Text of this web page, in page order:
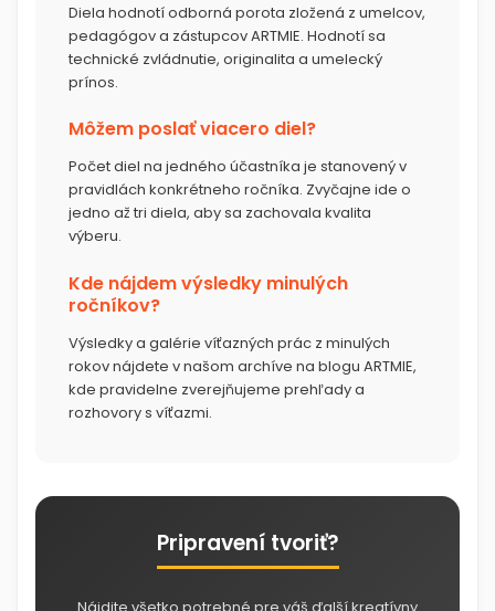
Diela hodnotí odborná porota zložená z umelcov,
pedagógov a zástupcov ARTMIE. Hodnotí sa
technické zvládnutie, originalita a umelecký
prínos.
Môžem poslať viacero diel?
Počet diel na jedného účastníka je stanovený v
pravidlách konkrétneho ročníka. Zvyčajne ide o
jedno až tri diela, aby sa zachovala kvalita
výberu.
Kde nájdem výsledky minulých
ročníkov?
Výsledky a galérie víťazných prác z minulých
rokov nájdete v našom archíve na blogu ARTMIE,
kde pravidelne zverejňujeme prehľady a
rozhovory s víťazmi.
Pripravení tvoriť?